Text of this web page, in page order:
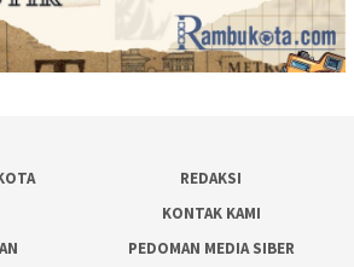
REDAKSI
KONTAK KAMI
PEDOMAN MEDIA SIBER